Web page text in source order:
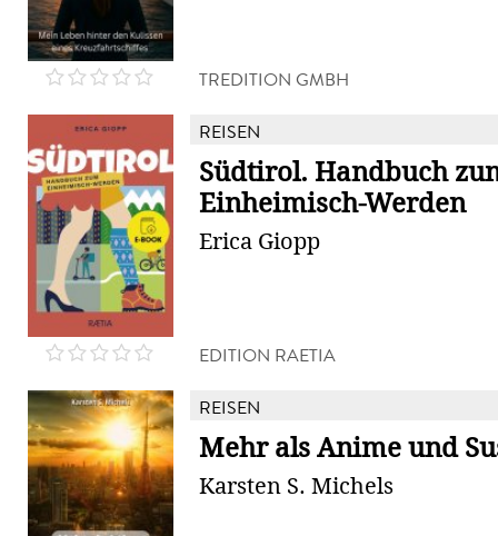
TREDITION GMBH
REISEN
Südtirol. Handbuch
Einheimisch-Werden
Erica Giopp
EDITION RAETIA
REISEN
Mehr als Anime und
Karsten S. Michels